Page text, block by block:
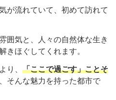
が流れていて、初めて訪れて
囲気と、人々の自然体な生き
きほぐしてくれます。
り、 「ここで過ごす」ことそ
そんな魅力を持った都市で